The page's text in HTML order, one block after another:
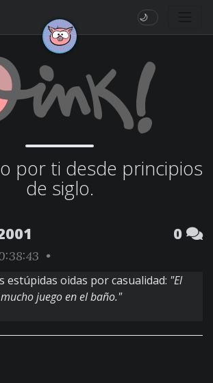
🌙
por ti desde principios
de siglo.
0
•
estúpidas oidas por casualidad: "El
juego en el baño."